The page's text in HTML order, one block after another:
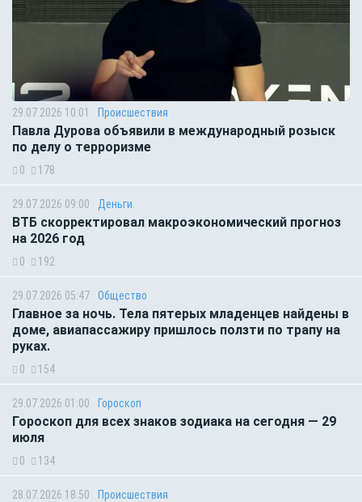
29.07.2026 10:01 Происшествия
Павла Дурова объявили в международный розыск
по делу о терроризме
0 178
29.07.2026 09:00 Деньги
ВТБ скорректировал макроэкономический прогноз
на 2026 год
0 192
29.07.2026 05:47 Общество
Главное за ночь. Тела пятерых младенцев найдены в
доме, авиапассажиру пришлось ползти по трапу на
руках.
0 154
29.07.2026 01:00 Гороскоп
Гороскоп для всех знаков зодиака на сегодня — 29
июля
0 134
28.07.2026 18:50 Происшествия